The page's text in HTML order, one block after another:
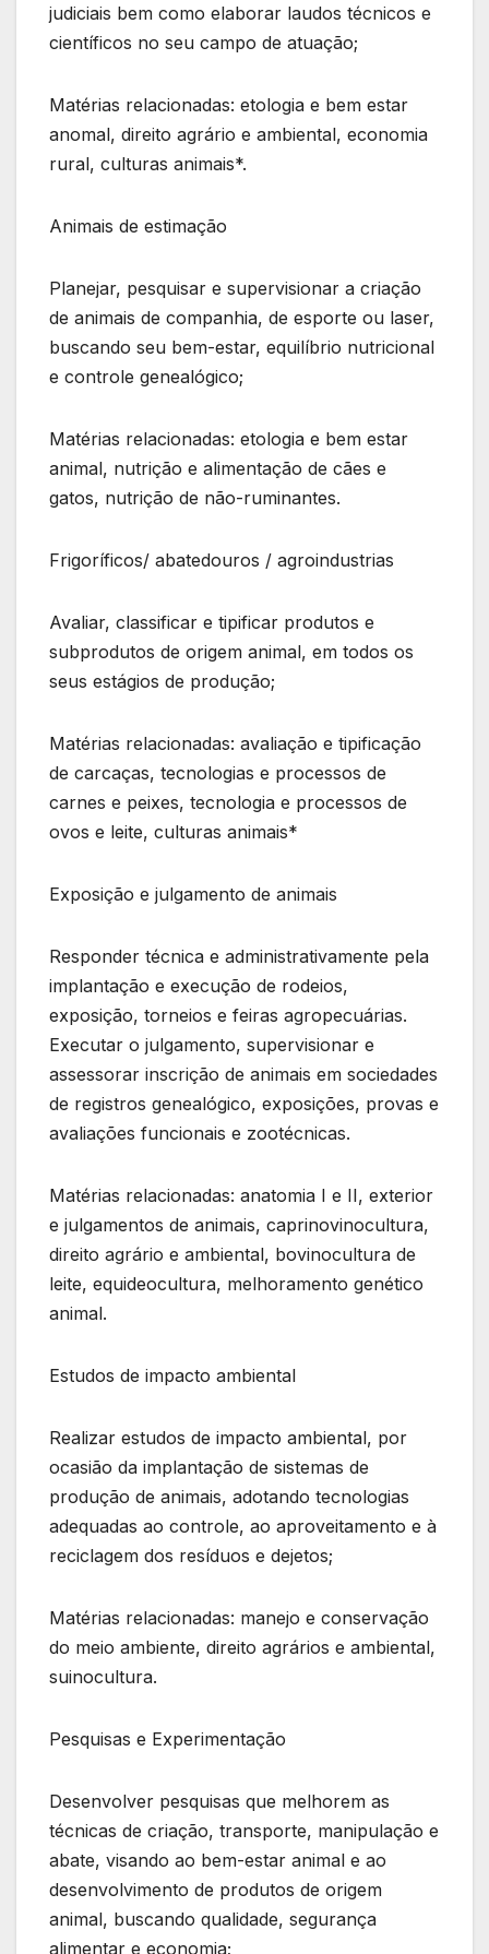
judiciais bem como elaborar laudos técnicos e
científicos no seu campo de atuação;
Matérias relacionadas: etologia e bem estar
anomal, direito agrário e ambiental, economia
rural, culturas animais*.
Animais de estimação
Planejar, pesquisar e supervisionar a criação
de animais de companhia, de esporte ou laser,
buscando seu bem-estar, equilíbrio nutricional
e controle genealógico;
Matérias relacionadas: etologia e bem estar
animal, nutrição e alimentação de cães e
gatos, nutrição de não-ruminantes.
Frigoríficos/ abatedouros / agroindustrias
Avaliar, classificar e tipificar produtos e
subprodutos de origem animal, em todos os
seus estágios de produção;
Matérias relacionadas: avaliação e tipificação
de carcaças, tecnologias e processos de
carnes e peixes, tecnologia e processos de
ovos e leite, culturas animais*
Exposição e julgamento de animais
Responder técnica e administrativamente pela
implantação e execução de rodeios,
exposição, torneios e feiras agropecuárias.
Executar o julgamento, supervisionar e
assessorar inscrição de animais em sociedades
de registros genealógico, exposições, provas e
avaliações funcionais e zootécnicas.
Matérias relacionadas: anatomia I e II, exterior
e julgamentos de animais, caprinovinocultura,
direito agrário e ambiental, bovinocultura de
leite, equideocultura, melhoramento genético
animal.
Estudos de impacto ambiental
Realizar estudos de impacto ambiental, por
ocasião da implantação de sistemas de
produção de animais, adotando tecnologias
adequadas ao controle, ao aproveitamento e à
reciclagem dos resíduos e dejetos;
Matérias relacionadas: manejo e conservação
do meio ambiente, direito agrários e ambiental,
suinocultura.
Pesquisas e Experimentação
Desenvolver pesquisas que melhorem as
técnicas de criação, transporte, manipulação e
abate, visando ao bem-estar animal e ao
desenvolvimento de produtos de origem
animal, buscando qualidade, segurança
alimentar e economia;